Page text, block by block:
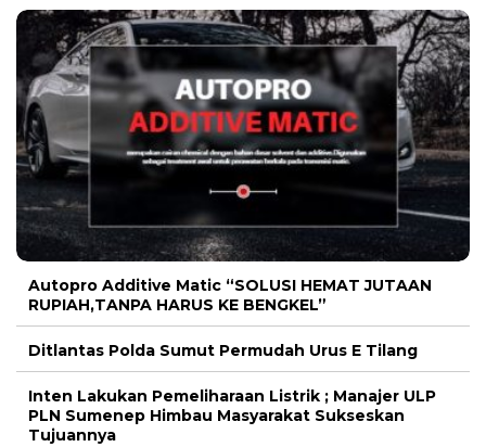
Autopro Additive Matic “SOLUSI HEMAT JUTAAN
RUPIAH,TANPA HARUS KE BENGKEL”
Ditlantas Polda Sumut Permudah Urus E Tilang
Inten Lakukan Pemeliharaan Listrik ; Manajer ULP
PLN Sumenep Himbau Masyarakat Sukseskan
Tujuannya